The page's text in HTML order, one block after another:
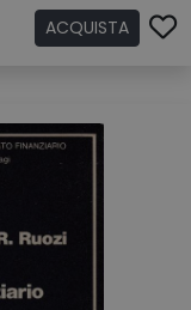
ACQUISTA